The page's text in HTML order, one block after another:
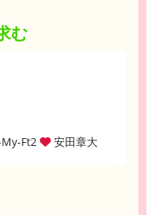
む
Ft2
安田章大